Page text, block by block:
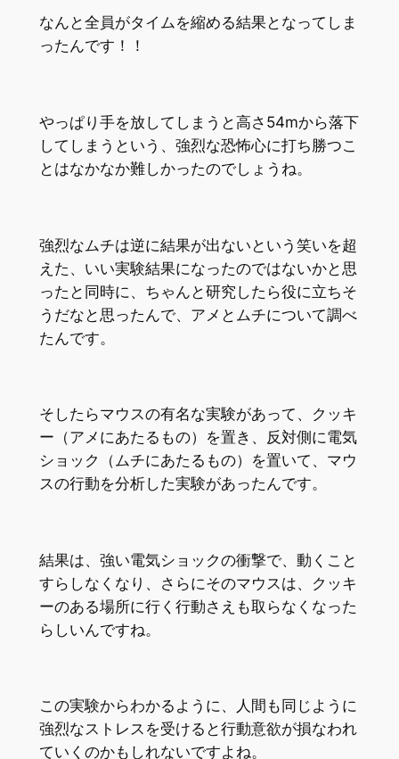
なんと全員がタイムを縮める結果となってしま
ったんです！！
やっぱり手を放してしまうと高さ54mから落下
してしまうという、強烈な恐怖心に打ち勝つこ
とはなかなか難しかったのでしょうね。
強烈なムチは逆に結果が出ないという笑いを超
えた、いい実験結果になったのではないかと思
ったと同時に、ちゃんと研究したら役に立ちそ
うだなと思ったんで、アメとムチについて調べ
たんです。
そしたらマウスの有名な実験があって、クッキ
ー（アメにあたるもの）を置き、反対側に電気
ショック（ムチにあたるもの）を置いて、マウ
スの行動を分析した実験があったんです。
結果は、強い電気ショックの衝撃で、動くこと
すらしなくなり、さらにそのマウスは、クッキ
ーのある場所に行く行動さえも取らなくなった
らしいんですね。
この実験からわかるように、人間も同じように
強烈なストレスを受けると行動意欲が損なわれ
ていくのかもしれないですよね。